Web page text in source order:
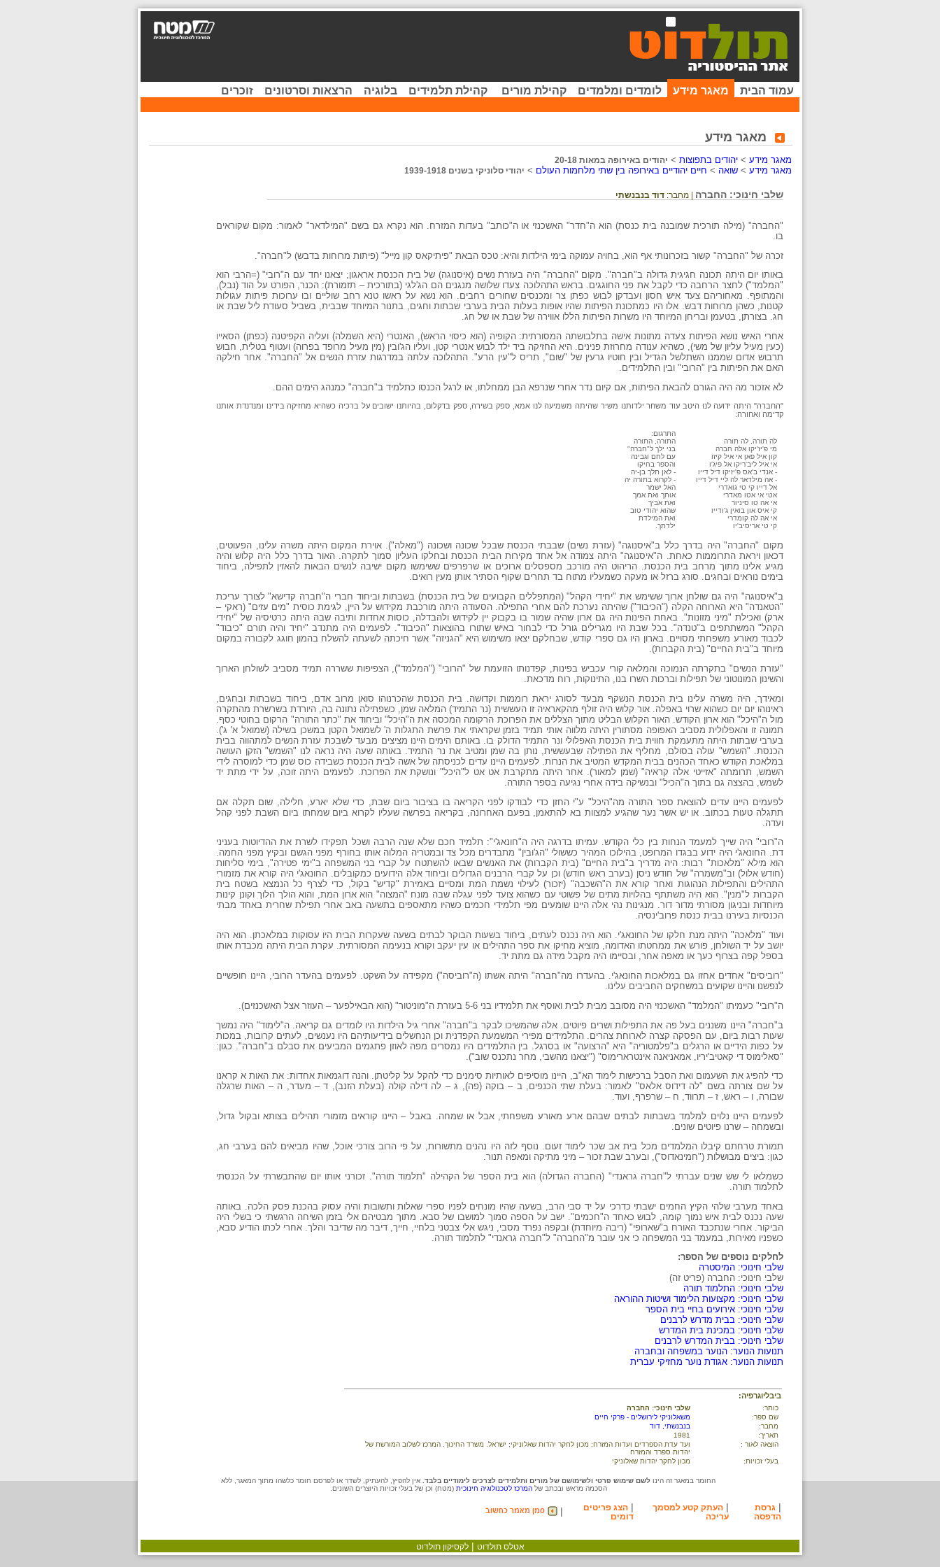
עמוד הבית מאגר מידע לומדים ומלמדים קהילת מורים קהילת תלמידים בלוגיה הרצאות וסרטונים זוכרים
מאגר מידע
מאגר מידע > יהודים בתפוצות > יהודים באירופה במאות 20-18
מאגר מידע > שואה > חיים יהודיים באירופה בין שתי מלחמות העולם > יהודי סלוניקי בשנים 1939-1918
שלבי חינוכי: החברה | מחבר: דוד בנבנשתי
"החברה" (מילה תורכית שמובנה בית כנסת) הוא ה"חדר" האשכנזי או ה"כותב" בעדות המזרח. הוא נקרא גם בשם "המילדאר" לאמור: מקום שקוראים
בו.
זכרה של "החברה" קשור בזכרונותי אף הוא, בחויה עמוקה בימי הילדות והיא: טכס הבאת "פיתיקאס קון מייל" (פיתות מרוחות בדבש) ל"חברה".
באותו יום היתה תכונה חגיגית גדולה ב"חברה". מקום "החברה" היה בעזרת נשים (איסנוגה) של בית הכנסת אראגון; יצאנו יחד עם ה"רובי" (=הרבי הוא
"המלמד") לחצר הרחבה כדי לקבל את פני החוגגים. בראש התהלוכה צעדו שלושה מנגנים הם הג'לגי (בתורכית – תזמורת): הכנר, הפורט על הוד (נבל),
והמתופף. מאחוריהם צעד איש חסון ועבדקן לבוש כפתן צר ומכנסים שחורים רחבים. הוא נשא על ראשו טנא רחב שוליים ובו ערוכות פיתות עגולות
קטנות, כשהן מרוחות דבש. אלו היו כמתכונת הפיתות שהיו אופות בעלות הבית בערבי שבתות וחגים, בתנור המיוחד שבבית, בשביל סעודת ליל שבת או
חג. בצורתן, בטעמן ובריחן המיוחד היו משרות הפיתות הללו אווירה של שבת או של חג.
אחרי האיש נושא הפיתות צעדה מתונות אישה בתלבושתה המסורתית: הקופיה (הוא כיסוי הראש), האנטרי (היא השמלה) ועליה הקפיטנה (כפתן) הסאייו
(כעין מעיל עליון של משי), כשהיא ענודה מחרוזת פנינים. היא החזיקה ביד ילד לבוש אנטרי קטן, ועליו הג'ובין (מין מעיל מרופד בפרוה) ועטוף בטלית, חבוש
תרבוש אדום שממנו השתלשל הגדיל ובין חוטיו גרעין של "שום", תריס ל"עין הרע". התהלוכה עלתה במדרגות עזרת הנשים אל "החברה". אחר חילקה
האם את הפיתות בין "הרובי" ובין התלמידים.
לא אזכור מה היה הגורם להבאת הפיתות, אם קיום נדר אחרי שנרפא הבן ממחלתו, או לרגל הכנסו כתלמיד ב"חברה" כמנהג הימים ההם.
"החברה" היתה ידועה לנו היטב עוד משחר ילדותנו משיר שהיתה משמיעה לנו אמא, ספק בשירה, ספק בדקלום, בהיותנו ישובים על ברכיה כשהיא מחזיקה בידינו ומנדנדת אותנו
קדימה ואחורה:
לה תורה, לה תורה
מי פ'יז'יקו אלה חברה
קון איל פאן אי איל קיזו
אי איל ליב'ריקו אל פיג'ו
- אנדי ב'אס פ'יזיקו דיל דייו
- אה מילדאר לה ליי דיל דייו
אל דייו קי טי גואדרי
אטי אי אטו מאדרי
אי אה טו סיניור
קי איס און בואין ג'ודייו
אי אה לה קומדרי
קי טי אריסיב'יו
התרגום:
התורה, התורה
בני ילך ל"חברה"
עם לחם וגבינה
והספר בחיקו
- לאן תלך בן-יה
- לקרוא בתורה יה
האל ישמר
אותך ואת אמך
ואת אביך
שהוא יהודי טוב
ואת המילדת
ילדתך.
מקום "החברה" היה בדרך כלל ב"איסנוגה" (עזרת נשים) שבבתי הכנסת שבכל שכונה ושכונה ("מאלה"). אוירת המקום היתה משרה עלינו, הפעוטים,
דכאון ויראת התרוממות כאחת. ה"איסנוגה" היתה צמודה אל אחד מקירות הבית הכנסת ובחלקו העליון סמוך לתקרה. האור בדרך כלל היה קלוש והיה
מגיע אלינו מתוך מרחב בית הכנסת. הריהוט היה מורכב מספסלים ארוכים או שרפרפים ששימשו מקום ישיבה לנשים הבאות להאזין לתפילה, ביחוד
בימים נוראים ובחגים. סורג ברזל או מעקה כשמעליו מתוח בד תחרים שקוף הסתיר אותן מעין רואים.
ב"איסנוגה" היה גם שולחן ארוך ששימש את "יחידי הקהל" (המתפללים הקבועים של בית הכנסת) בשבתות וביחוד חברי ה"חברה קדישא" לצורך עריכת
"הטאנדה" היא הארוחה הקלה ("הכיבוד") שהיתה נערכת להם אחרי התפילה. הסעודה היתה מורכבת מקידוש על היין, לגימת כוסית "מים עזים" (ראקי –
ארק) ואכילת "מיני מזונות". באחת הפינות היה גם ארון שהיה שמור בו בקבוק יין לקידוש ולהבדלה, כוסות אחדות ותיבה שבה היתה כרטיסיה של "יחידי
הקהל" המשתתפים ב"טנדה". בכל שבת היו מגרילים גורל כדי לבחור באיש שתורו בהוצאות "הכיבוד". לפעמים היה מתנדב "יחיד והיה תורם "כיבוד"
לכבוד מאורע משפחתי מסויים. בארון היו גם ספרי קודש, שבחלקם יצאו משימוש היא "הגניזה" אשר חיכתה לשעתה להשלח בהמון חוגג לקבורה במקום
מיוחד ב"בית החיים" (בית הקברות).
"עזרת הנשים" בתקרתה הנמוכה והמלאה קורי עכביש בפינות, קפדנותו הזועמת של "הרובי" ("המלמד"), הצפיפות ששררה תמיד מסביב לשולחן הארוך
והשינון המונוטוני של תפילות וברכות השרו בנו, התינוקות, רוח מדכאת.
ומאידך, היה משרה עלינו בית הכנסת הנשקף מבעד לסורג יראת רוממות וקדושה. בית הכנסת שהכרנוהו סואן מרוב אדם, ביחוד בשבתות ובחגים,
ראינוהו יום יום כשהוא שרוי באפלה. אור קלוש היה זולף מהקאראיה זו העששית (נר התמיד) המלאה שמן, כשפתילה נתונה בה, היורדת בשרשרת מהתקרה
מול ה"היכל" הוא ארון הקודש. האור הקלוש הבליט מתוך הצללים את הפרוכת הרקומה המכסה את ה"היכל" וביחוד את "כתר התורה" הרקום בחוטי כסף.
תמונה זו והאפלולית מסביב האפופה מסתורין היתה מלווה אותי תמיד בזמן שקראתי את פרשת התגלות ה' לשמואל הקטן במשכן בשילה (שמואל א' ג').
בערבי שבתות היתה מתעמקת חווית בית הכנסת האפלולי ונר התמיד הדולק בו. באותם הימים היינו מציצים מבעד לשבכת עזרת הנשים למתהווה בבית
הכנסת. "השמש" עולה בסולם, מחליף את הפתילה שבעששית, נותן בה שמן ומטיב את נר התמיד. באותה שעה היה נראה לנו "השמש" הזקן העושה
במלאכת הקודש כאחד הכהנים בבית המקדש המטיב את הנרות. לפעמים היינו עדים לכניסתה של אשה לבית הכנסת כשבידה כוס שמן כדי למוסרה לידי
השמש, תרומתה "אזייטי אלה קראיה" (שמן למאור). אחר היתה מתקרבת אט אט ל"היכל" ונושקת את הפרוכת. לפעמים היתה זוכה, על ידי מתת יד
לשמש, בהצצה גם בתוך ה"הכיל" ובנשיקה בידה אחרי נגיעה בספר התורה.
לפעמים היינו עדים להוצאת ספר התורה מה"היכל" ע"י החזן כדי לבודקו לפני הקריאה בו בציבור ביום שבת, כדי שלא יארע, חלילה, שום תקלה אם
תתגלה טעות בכתוב. או יש אשר נער שהגיע למצוות בא להתאמן, בפעם האחרונה, בקריאה בפרשה שעליו לקרוא ביום שמחתו ביום השבת לפני קהל
ועדה.
ה"רובי" היה שייך למעמד הנחות בין כלי הקודש. עמיתו בדרגה היה ה"חונאג'י": תלמיד חכם שלא שנה הרבה ושכל תפקידו לשרת את ההדיוטות בעניני
דת. החונאג'י היה ידוע בבגדו המרופט, בהילוכו המהיר כששולי "הג'ובין" מתבדרים מכל צד ובמטריה המלוה אותו בחורף מפני הגשם ובקיץ מפני החמה.
הוא מילא "מלאכות" רבות: היה מדריך ב"בית החיים" (בית הקברות) את האנשים שבאו להשתטח על קברי בני המשפחה ב"ימי פטירה", בימי סליחות
(חודש אלול) וב"משמרה" של חודש ניסן (בערב ראש חודש) וכן על קברי הרבנים הגדולים וביחוד אלה הידועים כמקובלים. החונאג'י היה קורא את מזמורי
התהילים והתפילות הנהוגות ואחר קורא את ה"השכבה" (יזכור) לעילוי נשמת המת ומסיים באמירת "קדיש" בקול, כדי לצרף כל הנמצא בשטח בית
הקברות ל"מנין". הוא היה משתתף בהלויות מתים של פשוטי עם כשהוא צועד לפני עגלה שבה מונח "המצוה" הוא ארון המת, והוא הולך הלוך וקונן קינות
מיוחדות ובניגון מסורתי מדור דור. מנגינות נהי אלה היינו שומעים מפי תלמידי חכמים כשהיו מתאספים בתשעה באב אחרי תפילת שחרית באחד מבתי
הכנסיות בעירנו בבית כנסת פרוב'ינסיה.
ועוד "מלאכה" היתה מנת חלקו של החונאג'י. הוא היה נכנס לעתים, ביחוד בשעות הבוקר לבתים בשעה שעקרות הבית היו עסוקות במלאכתן. הוא היה
יושב על יד השולחן, פורש את ממחטתו האדומה, מוציא מחיקו את ספר התהילים או עין יעקב וקורא בנעימה המסורתית. עקרת הבית היתה מכבדת אותו
בספל קפה בצרוף כעך או מאפה אחר, ובסיימו היה מקבל מידה גם מתת יד.
"רוביסים" אחדים אחזו גם במלאכות החונאג'י. בהעדרו מה"חברה" היתה אשתו (ה"רוביסה") מקפידה על השקט. לפעמים בהעדר הרובי, היינו חופשיים
לנפשנו והיינו שקועים במשחקים החביבים עלינו.
ה"רובי" כעמיתו "המלמד" האשכנזי היה מסובב מבית לבית ואוסף את תלמידיו בני 5-6 בעזרת ה"מוניטור" (הוא הבאילפער – העוזר אצל האשכנזים).
ב"חברה" היינו משננים בעל פה את התפילות ושרים פיוטים. אלה שהמשיכו לבקר ב"חברה" אחרי גיל הילדות היו לומדים גם קריאה. ה"לימוד" היה נמשך
שעות רבות ביום, עם הפסקה קצרה לארוחת צהרים. התלמידים מפירי המשמעת הקפדנית וכן הנחשלים בידיעותיהם היו נענשים, לעתים קרובות, במכות
על כפות הידיים או הרגלים ב"פלמטוריה" היא "הרצועה" או בסרגל. בין התלמידים היו נמסרים מפה לאוזן פתגמים המביעים את סבלם ב"חברה". כגון:
"סאלימוס די קאטיב'יריו, אמאניאנה אינטרארימוס" ("יצאנו מהשבי, מחר נתכנס שוב").
כדי להפיג את השעמום ואת הסבל ברכישות לימוד הא"ב, היינו מוסיפים לאותיות סימנים כדי להקל על קליטתן. והנה דוגמאות אחדות: את האות א קראנו
על שם צורתה בשם "לה דידוס אלאס" לאמור: בעלת שתי הכנפים, ב – בוקה (פה), ג – לה דילה קולה (בעלת הזנב), ד – מעדר, ה – האות שרגלה
שבורה, ו – ראש, ז – תרווד, ח – שרפרף, ועוד.
לפעמים היינו נלוים למלמד בשבתות לבתים שבהם ארע מאורע משפחתי, אבל או שמחה. באבל – היינו קוראים מזמורי תהילים בצותא ובקול גדול,
ובשמחה – שרנו פיוטים שונים.
תמורת טרחתם קיבלו המלמדים מכל בית אב שכר לימוד זעום. נוסף לזה היו נהנים מתשורות, על פי הרוב צורכי אוכל, שהיו מביאים להם בערבי חג,
כגון: ביצים מבושלות ("חמינאדוס"), ובערב שבת זכור – מיני מתיקה ומאפה תנור.
כשמלאו לי שש שנים עברתי ל"חברה גראנדי" (החברה הגדולה) הוא בית הספר של הקהילה "תלמוד תורה". זכורני אותו יום שהתבשרתי על הכנסתי
לתלמוד תורה.
באחד מערבי שלהי הקיץ החמים ישבתי כדרכי על יד סבי הרב, בשעה שהיו מונחים לפניו ספרי שאלות ותשובות והיה עסוק בהכנת פסק הלכה. באותה
שעה נכנס לבית איש נמוך קומה, לבוש כאחד ה"חכמים". ישב על הספה סמוך למושבו של סבא. מתוך מבטיהם אלי בזמן השיחה הרגשתי כי בשלי היה
הביקור. אחרי שנתכבד האורח ב"שארופי" (ריבה מיוחדת) ובקפה נפרד מסבי, ניגש אלי צבטני בלחיי, חייך, דיבר מה שדיבר והלך. אחרי לכתו הודיע סבא,
כשפניו מאירות, במעמד בני המשפחה כי אני עובר מ"החברה" ל"חברה גראנדי" לתלמוד תורה.
לחלקים נוספים של הספר:
שלבי חינוכי: המיסטרה
שלבי חינוכי: החברה (פריט זה)
שלבי חינוכי: התלמוד תורה
שלבי חינוכי: מקצועות הלימוד ושיטות ההוראה
שלבי חינוכי: אירועים בחיי בית הספר
שלבי חינוכי: בבית מדרש לרבנים
שלבי חינוכי: במכינת בית המדרש
שלבי חינוכי: בבית המדרש לרבנים
תנועות הנוער: הנוער במשפחה ובחברה
תנועות הנוער: אגודת נוער מחזיקי עברית
ביבליוגרפיה:
כותר:
שלבי חינוכי: החברה
שם ספר:
משאלוניקי לירושלים - פרקי חיים
מחבר:
בנבנשתי, דוד
תאריך:
1981
הוצאה לאור :
ועד עדת הספרדים ועדות המזרח; מכון לחקר יהדות שאלוניקי; ישראל. משרד החינוך. המרכז לשלוב המורשת של
יהדות ספרד והמזרח
בעלי זכויות:
מכון לחקר יהדות שאלוניקי
החומר במאגר זה הינו לשם שימוש פרטי ולשימושם של מורים ותלמידים לצרכים לימודיים בלבד. אין להפיץ, להעתיק, לשדר או לפרסם חומר כלשהו מתוך המאגר, ללא
הסכמה מראש ובכתב שלהמרכז לטכנולוגיה חינוכית (מטח) וכן של בעלי זכויות היוצרים השונים.
| גרסת
הדפסה
| העתק קטע למסמך
עריכה
| הצג פריטים
דומים
|
אטלס תולדוט |לקסיקון תולדוט